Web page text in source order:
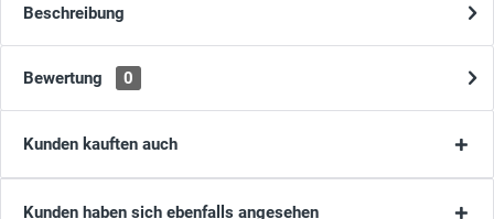
Beschreibung
Bewertung 0
Kunden kauften auch
Kunden haben sich ebenfalls angesehen